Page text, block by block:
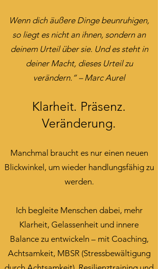
Wenn dich äußere Dinge beunruhigen,
so liegt es nicht an ihnen, sondern an
deinem Urteil über sie. Und es steht in
deiner Macht, dieses Urteil zu
verändern.“ – Marc Aurel
Klarheit. Präsenz.
Veränderung.
Manchmal braucht es nur einen neuen
Blickwinkel, um wieder handlungsfähig zu
werden.
Ich begleite Menschen dabei, mehr
Klarheit, Gelassenheit und innere
Balance zu entwickeln – mit Coaching,
Achtsamkeit, MBSR (Stressbewältigung